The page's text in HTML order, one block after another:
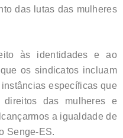
das lutas das mulheres
às identidades e ao
os sindicatos incluam
específicas que
das mulheres e
a igualdade de
Senge-ES.